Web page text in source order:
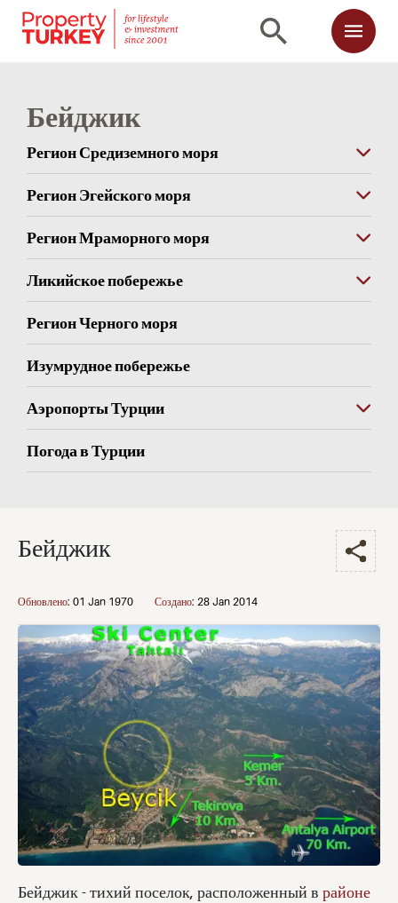
Бейджик
Регион Средиземного моря
Регион Эгейского моря
Регион Мраморного моря
Ликийское побережье
Регион Черного моря
Изумрудное побережье
Аэропорты Турции
Погода в Турции
Бейджик
Обновлено: 01 Jan 1970 Создано: 28 Jan 2014
Бейджик - тихий поселок, расположенный в районе